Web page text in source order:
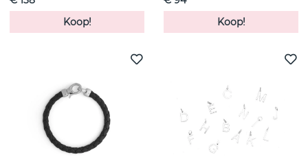
Koop!
Koop!